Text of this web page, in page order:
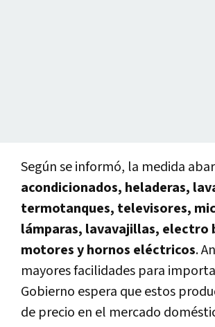
Según se informó, la medida
acondicionados, heladeras,
termotanques, televisores,
lámparas, lavavajillas, electro
motores y hornos eléctricos.
mayores facilidades para
Gobierno espera que estos
de precio en el mercado